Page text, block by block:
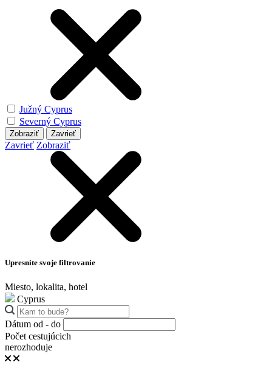
Južný Cyprus
Severný Cyprus
Zobraziť Zavrieť
Zavrieť Zobraziť
Upresnite svoje filtrovanie
Miesto, lokalita, hotel
Cyprus
Dátum od - do
Počet cestujúcich
nerozhoduje